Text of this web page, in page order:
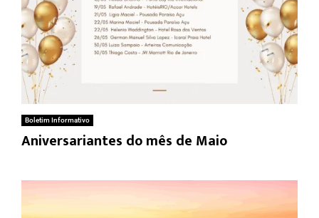
Boletim Informativo
Aniversariantes do mês de Maio